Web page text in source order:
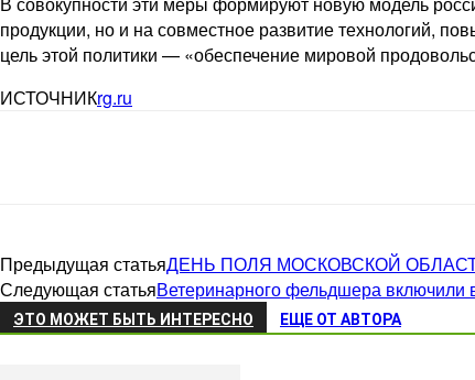
продукции, но и на совместное развитие технологий,
цель этой политики — «обеспечение мировой
ИСТОЧНИКrg.ru
Предыдущая статьяДЕНЬ ПОЛЯ МОСКОВСКОЙ
Следующая статьяВетеринарного фельдшера включили
ЭТО МОЖЕТ БЫТЬ ИНТЕРЕСНО ЕЩЕ ОТ АВТОРА